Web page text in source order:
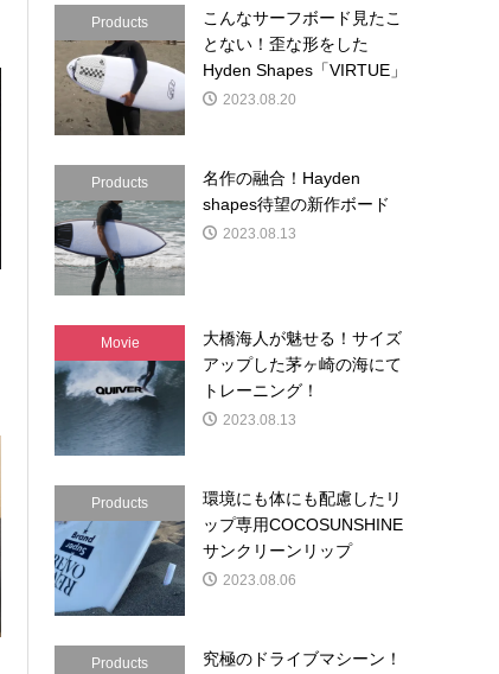
Products
こんなサーフボード見たこ
とない！歪な形をした
Hyden Shapes「VIRTUE」
2023.08.20
Products
名作の融合！Hayden
shapes待望の新作ボード
2023.08.13
Movie
大橋海人が魅せる！サイズ
アップした茅ヶ崎の海にて
トレーニング！
2023.08.13
Products
環境にも体にも配慮したリ
ップ専用COCOSUNSHINE
サンクリーンリップ
2023.08.06
Products
究極のドライブマシーン！